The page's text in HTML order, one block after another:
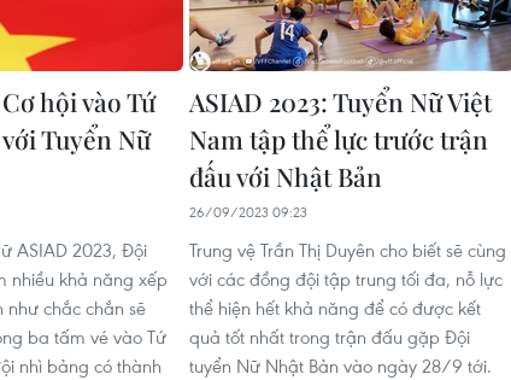
hội vào Tứ
Tuyển Nữ
ASIAD 2023, Đội
nhiều khả năng xếp
như chắc chắn sẽ
ba tấm vé vào Tứ
nhì bảng có thành
ASIAD 2023: Tuyển Nữ Việt
Nam tập thể lực trước trận
đấu với Nhật Bản
26/09/2023 09:23
Trung vệ Trần Thị Duyên cho biết sẽ cùng
với các đồng đội tập trung tối đa, nỗ lực
thể hiện hết khả năng để có được kết
quả tốt nhất trong trận đấu gặp Đội
tuyển Nữ Nhật Bản vào ngày 28/9 tới.